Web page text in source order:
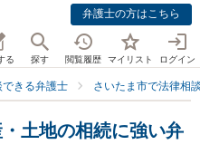
弁護士の方はこちら
る 探す 閲覧履歴 マイリスト ログイン
きる弁護士 さいたま市で法律相
土地の相続に強い弁